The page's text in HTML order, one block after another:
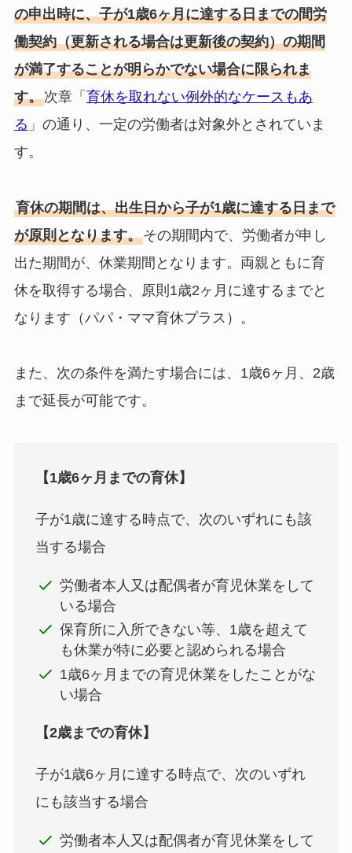
の申出時に、子が1歳6ヶ月に達する日までの間労
働契約（更新される場合は更新後の契約）の期間
が満了することが明らかでない場合に限られま
す。次章「 育休を取れない例外的なケースもあ
る 」の通り、一定の労働者は対象外とされていま
す。
育休の期間は、出生日から子が1歳に達する日まで
が原則となります。その期間内で、労働者が申し
出た期間が、休業期間となります。両親ともに育
休を取得する場合、原則1歳2ヶ月に達するまでと
なります（パパ・ママ育休プラス）。
また、次の条件を満たす場合には、1歳6ヶ月、2歳
まで延長が可能です。
【1歳6ヶ月までの育休】
子が1歳に達する時点で、次のいずれにも該
当する場合
労働者本人又は配偶者が育児休業をして
いる場合
保育所に入所できない等、1歳を超えて
も休業が特に必要と認められる場合
1歳6ヶ月までの育児休業をしたことがな
い場合
【2歳までの育休】
子が1歳6ヶ月に達する時点で、次のいずれ
にも該当する場合
労働者本人又は配偶者が育児休業をして